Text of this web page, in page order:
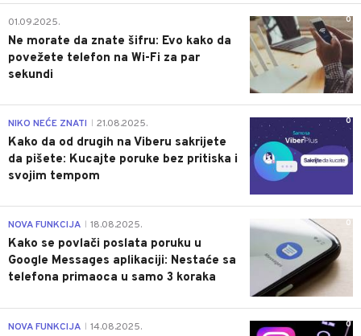
0
01.09.2025.
Ne morate da znate šifru: Evo kako da
povežete telefon na Wi-Fi za par
sekundi
0
NIKO NEĆE ZNATI 21.08.2025.
Kako da od drugih na Viberu sakrijete
da pišete: Kucajte poruke bez pritiska i
svojim tempom
0
NOVA FUNKCIJA 18.08.2025.
Kako se povlači poslata poruku u
Google Messages aplikaciji: Nestaće sa
telefona primaoca u samo 3 koraka
0
NOVA FUNKCIJA 14.08.2025.